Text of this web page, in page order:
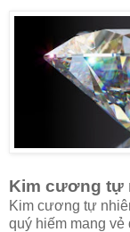
Kim cương tự
Kim cương tự
quý hiếm mang